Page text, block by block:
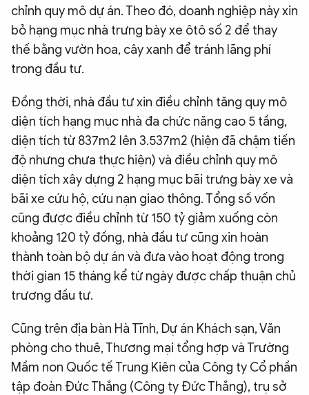
chỉnh quy mô dự án. Theo đó, doanh nghiệp này xin
bỏ hạng mục nhà trưng bày xe ôtô số 2 để thay
thế bằng vườn hoa, cây xanh để tránh lãng phí
trong đầu tư.
Đồng thời, nhà đầu tư xin điều chỉnh tăng quy mô
diện tích hạng mục nhà đa chức năng cao 5 tầng,
diện tích từ 837m2 lên 3.537m2 (hiện đã chậm tiến
độ nhưng chưa thực hiện) và điều chỉnh quy mô
diện tích xây dựng 2 hạng mục bãi trưng bày xe và
bãi xe cứu hộ, cứu nạn giao thông. Tổng số vốn
cũng được điều chỉnh từ 150 tỷ giảm xuống còn
khoảng 120 tỷ đồng, nhà đầu tư cũng xin hoàn
thành toàn bộ dự án và đưa vào hoạt động trong
thời gian 15 tháng kể từ ngày được chấp thuận chủ
trương đầu tư.
Cũng trên địa bàn Hà Tĩnh, Dự án Khách sạn, Văn
phòng cho thuê, Thương mại tổng hợp và Trường
Mầm non Quốc tế Trung Kiên của Công ty Cổ phần
tập đoàn Đức Thắng (Công ty Đức Thắng), trụ sở